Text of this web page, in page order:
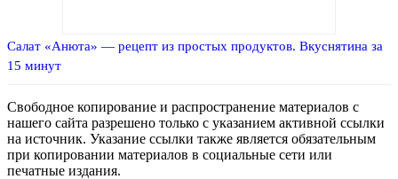
Салат «Анюта» — рецепт из простых продуктов. Вкуснятина за
15 минут
Свободное копирование и распространение материалов с
нашего сайта разрешено только с указанием активной ссылки
на источник. Указание ссылки также является обязательным
при копировании материалов в социальные сети или
печатные издания.